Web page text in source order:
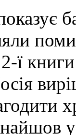
2-ї